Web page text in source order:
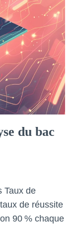
du bac
Taux de
de réussite
90 % chaque